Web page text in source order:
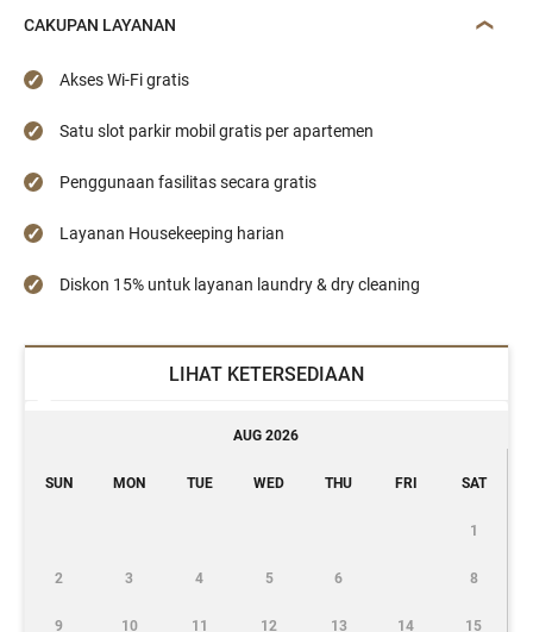
CAKUPAN LAYANAN
Akses Wi-Fi gratis
Satu slot parkir mobil gratis per apartemen
Penggunaan fasilitas secara gratis
Layanan Housekeeping harian
Diskon 15% untuk layanan laundry & dry cleaning
LIHAT KETERSEDIAAN
AUG 2026
SUN MON TUE WED THU FRI SAT
1
2 3 4 5 6 8
9 10 11 12 13 14 15